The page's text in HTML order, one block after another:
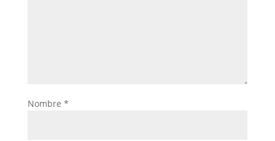
Nombre *